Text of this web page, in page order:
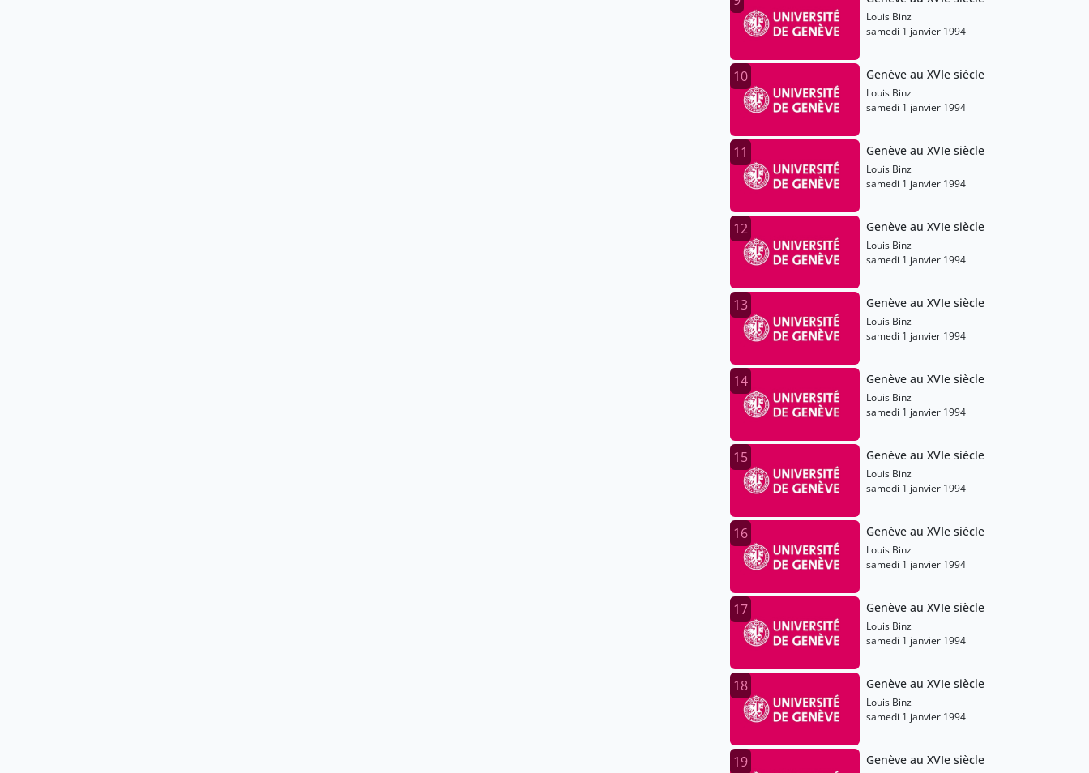
Louis Binz
samedi 1 janvier 1994
10 Genève au XVIe siècle
Louis Binz
samedi 1 janvier 1994
11 Genève au XVIe siècle
Louis Binz
samedi 1 janvier 1994
12 Genève au XVIe siècle
Louis Binz
samedi 1 janvier 1994
13 Genève au XVIe siècle
Louis Binz
samedi 1 janvier 1994
14 Genève au XVIe siècle
Louis Binz
samedi 1 janvier 1994
15 Genève au XVIe siècle
Louis Binz
samedi 1 janvier 1994
16 Genève au XVIe siècle
Louis Binz
samedi 1 janvier 1994
17 Genève au XVIe siècle
Louis Binz
samedi 1 janvier 1994
18 Genève au XVIe siècle
Louis Binz
samedi 1 janvier 1994
19 Genève au XVIe siècle